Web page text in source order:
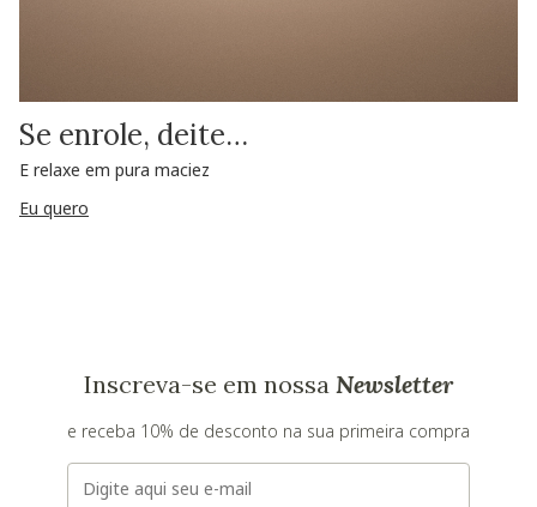
Se enrole, deite…
E relaxe em pura maciez
Eu quero
Inscreva-se em nossa Newsletter
e receba 10% de desconto na sua primeira compra
E-mail